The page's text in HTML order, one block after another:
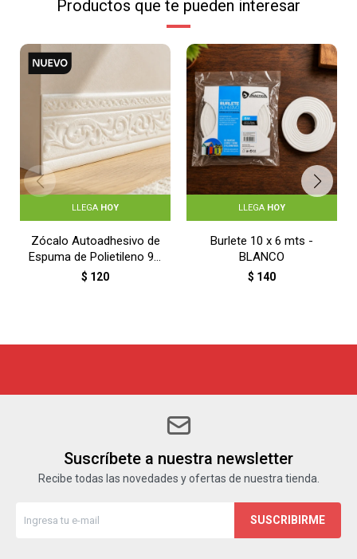
Productos que te pueden interesar
LLEGA HOY
Zócalo Autoadhesivo de
Espuma de Polietileno 9 x
230 cm - BLANCO
$ 120
LLEGA HOY
Burlete 10 x 6 mts -
BLANCO
$ 140
Suscríbete a nuestra newsletter
Recibe todas las novedades y ofertas de nuestra tienda.
SUSCRIBIRME